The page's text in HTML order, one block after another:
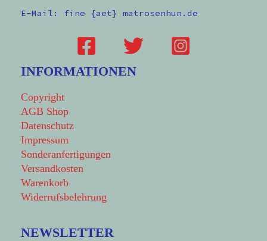
E-Mail: fine {aet} matrosenhun.de
INFORMATIONEN
Copyright
AGB Shop
Datenschutz
Impressum
Sonderanfertigungen
Versandkosten
Warenkorb
Widerrufsbelehrung
NEWSLETTER